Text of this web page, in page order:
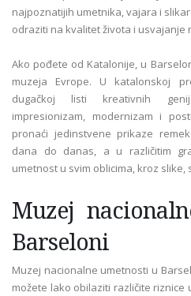
najpoznatijih umetnika, vajara i
odraziti na kvalitet života i usvajanje
Ako pođete od Katalonije, u
muzeja Evrope. U katalonskoj
dugačkoj listi kreativnih
impresionizam, modernizam i
pronaći jedinstvene prikaze
dana do danas, a u različitim
umetnost u svim oblicima, kroz
Muzej
Barseloni
Muzej nacionalne umetnosti u
možete lako obilaziti različite riznice